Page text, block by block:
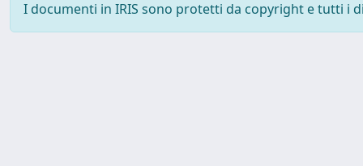
I documenti in IRIS sono protetti da copyright e tutti i